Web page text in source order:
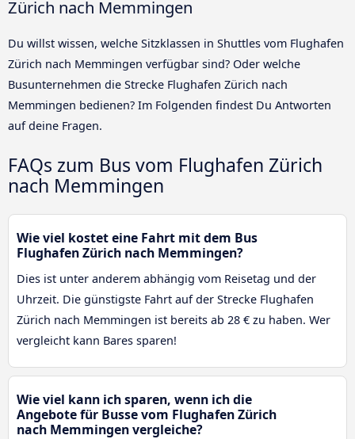
Zürich nach Memmingen
Du willst wissen, welche Sitzklassen in Shuttles vom Flughafen
Zürich nach Memmingen verfügbar sind? Oder welche
Busunternehmen die Strecke Flughafen Zürich nach
Memmingen bedienen? Im Folgenden findest Du Antworten
auf deine Fragen.
FAQs zum Bus vom Flughafen Zürich
nach Memmingen
Wie viel kostet eine Fahrt mit dem Bus
Flughafen Zürich nach Memmingen?
Dies ist unter anderem abhängig vom Reisetag und der
Uhrzeit. Die günstigste Fahrt auf der Strecke Flughafen
Zürich nach Memmingen ist bereits ab 28 € zu haben. Wer
vergleicht kann Bares sparen!
Wie viel kann ich sparen, wenn ich die
Angebote für Busse vom Flughafen Zürich
nach Memmingen vergleiche?